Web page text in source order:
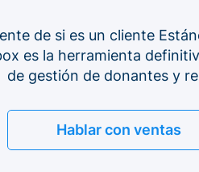
de si es un cliente
es la herramienta
de gestión de donantes y
Hablar con ventas